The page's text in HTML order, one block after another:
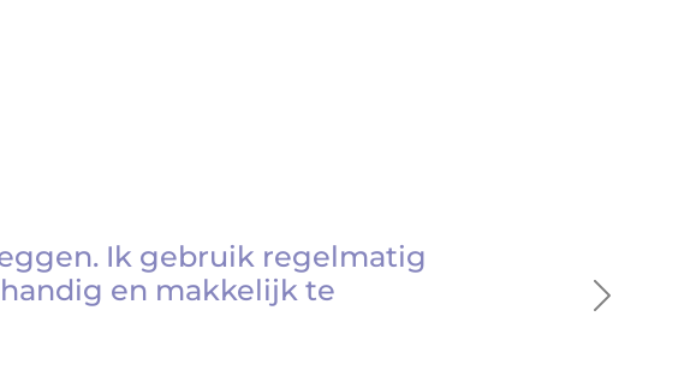
Ik gebruik regelmatig
en makkelijk te
Next